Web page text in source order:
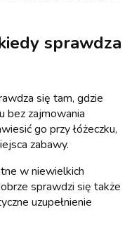
sprawdza
się tam, gdzie
bez zajmowania
go przy łóżeczku,
zabawy.
w niewielkich
sprawdzi się także
uzupełnienie